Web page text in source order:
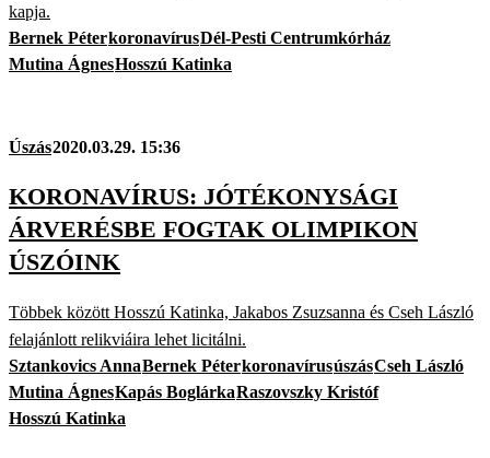
kapja.
Bernek PéterkoronavírusDél-Pesti Centrumkórház
Mutina ÁgnesHosszú Katinka
Úszás2020.03.29. 15:36
KORONAVÍRUS: JÓTÉKONYSÁGI
ÁRVERÉSBE FOGTAK OLIMPIKON
ÚSZÓINK
Többek között Hosszú Katinka, Jakabos Zsuzsanna és Cseh László
felajánlott relikviáira lehet licitálni.
Sztankovics AnnaBernek PéterkoronavírusúszásCseh László
Mutina ÁgnesKapás BoglárkaRaszovszky Kristóf
Hosszú Katinka